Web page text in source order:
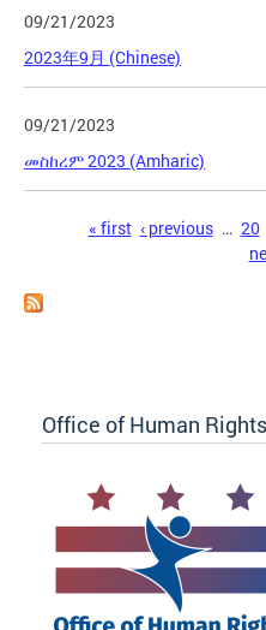
09/21/2023
2023年9月 (Chinese)
09/21/2023
መስከረም 2023 (Amharic)
« first ‹ previous … 20
Office of Human Rights